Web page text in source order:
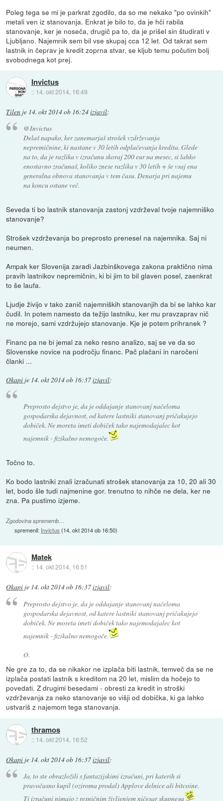
Poleg tega se mi je parkrat zgodilo, da so me nekako "po ovinkih"
metali ven iz stanovanja. Enkrat je bilo to, da je hči rabila
stanovanje, ker je noseča, drugič pa to, da je prišel sin študirati v
Ljubljano. Najemnik sem bil vse skupaj cca 12 let. Od takrat sem
lastnik in čeprav je kredit zoprna stvar, se kljub temu počutim bolj
svobodnega kot prej.
Invictus
:: 14. okt 2014, 16:49
Tilen je 14. okt 2014 ob 16:24izjavil:
@Invictus
Delaš napako, ker zanemarjaš strošek vzdrževanja
nepremičnine, ki nastane v 30 letih odplačevanja kredita. Glede
na to, da je razlika v izračunu skoraj 200 eur na mesec, si lahko
enostavno zračunaš, koliko znese razlika v 30 letih + še vsaj ena
generalna obnova stanovanja v tem času. Denarja pri najemu
na koncu ostane več.
Seveda ti bo lastnik stanovanja zastonj vzdrževal tvoje najemniško
stanovanje?
Strošek vzdrževanja bo preprosto prenesel na najemnika. Saj ni
neumen.
Ampak ker Slovenija zaradi Jazbinškovega zakona praktično nima
pravih lastnikov nepremičnin, ki bi jim to bil glaven posel, zaenkrat
to še laufa.
Ljudje živijo v tako zanič najemniških stanovanjih da bi se lahko kar
čudil. In potem namesto da težijo lastniku, ker mu pravzaprav nič
ne morejo, sami vzdržujejo stanovanje. Kje je potem prihranek ?
Financ pa ne bi jemal za neko resno analizo, saj se ve da so
Slovenske novice na področju financ. Pač plačani in naročeni
članki ...
Okapi je 14. okt 2014 ob 16:37izjavil:
Preprosto dejstvo je, da je oddajanje stanovanj načeloma
gospodarska dejavnost, od katere lastniki stanovanj pričakujejo
dobiček. Ne moreta imeti dobiček tako najemodajalec kot
najemnik - fizikalno nemogoče.
Točno to.
Ko bodo lastniki znali izračunati strošek stanovanja za 10, 20 ali 30
let, bodo šle tudi najmenine gor. trenutno to nihče ne dela, ker ne
zna. Pa pustimo izjeme.
Zgodovina sprememb…
spremenil: Invictus (14. okt 2014 ob 16:50)
Matek
:: 14. okt 2014, 16:51
Okapi je 14. okt 2014 ob 16:37izjavil:
Preprosto dejstvo je, da je oddajanje stanovanj načeloma
gospodarska dejavnost, od katere lastniki stanovanj pričakujejo
dobiček. Ne moreta imeti dobiček tako najemodajalec kot
najemnik - fizikalno nemogoče.
O.
Ne gre za to, da se nikakor ne izplača biti lastnik, temveč da se ne
izplača postati lastnik s kreditom na 20 let, mislim da hočejo to
povedati. Z drugimi besedami - obresti za kredit in stroški
vzdrževanja za neko stanovanje so višji od dobička, ki ga lahko
ustvariš z najemom tega stanovanja.
thramos
:: 14. okt 2014, 16:52
Okapi je 14. okt 2014 ob 16:37izjavil:
Ja, to ste obrazložili s fantazijskimi izračuni, pri katerih si
pravočasno kupil (oziroma prodal) Applove delnice ali bitcoine.
Ti izračuni nimajo z resničnim življenjem ničesar skupnega